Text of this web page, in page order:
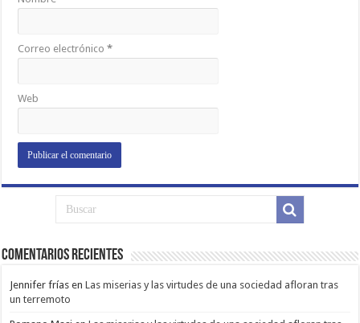
Correo electrónico*
Web
Comentarios Recientes
Jennifer frías enLas miserias y las virtudes de una sociedad afloran tras
un terremoto